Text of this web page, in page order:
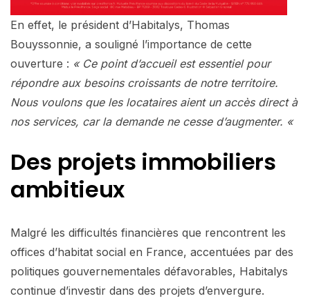
En effet, le président d’Habitalys, Thomas
Bouyssonnie, a souligné l’importance de cette
ouverture : « Ce point d’accueil est essentiel pour
répondre aux besoins croissants de notre territoire.
Nous voulons que les locataires aient un accès direct à
nos services, car la demande ne cesse d’augmenter. «
Des projets immobiliers
ambitieux
Malgré les difficultés financières que rencontrent les
offices d’habitat social en France, accentuées par des
politiques gouvernementales défavorables, Habitalys
continue d’investir dans des projets d’envergure.